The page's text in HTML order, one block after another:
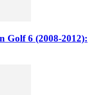
Golf 6 (2008-2012):